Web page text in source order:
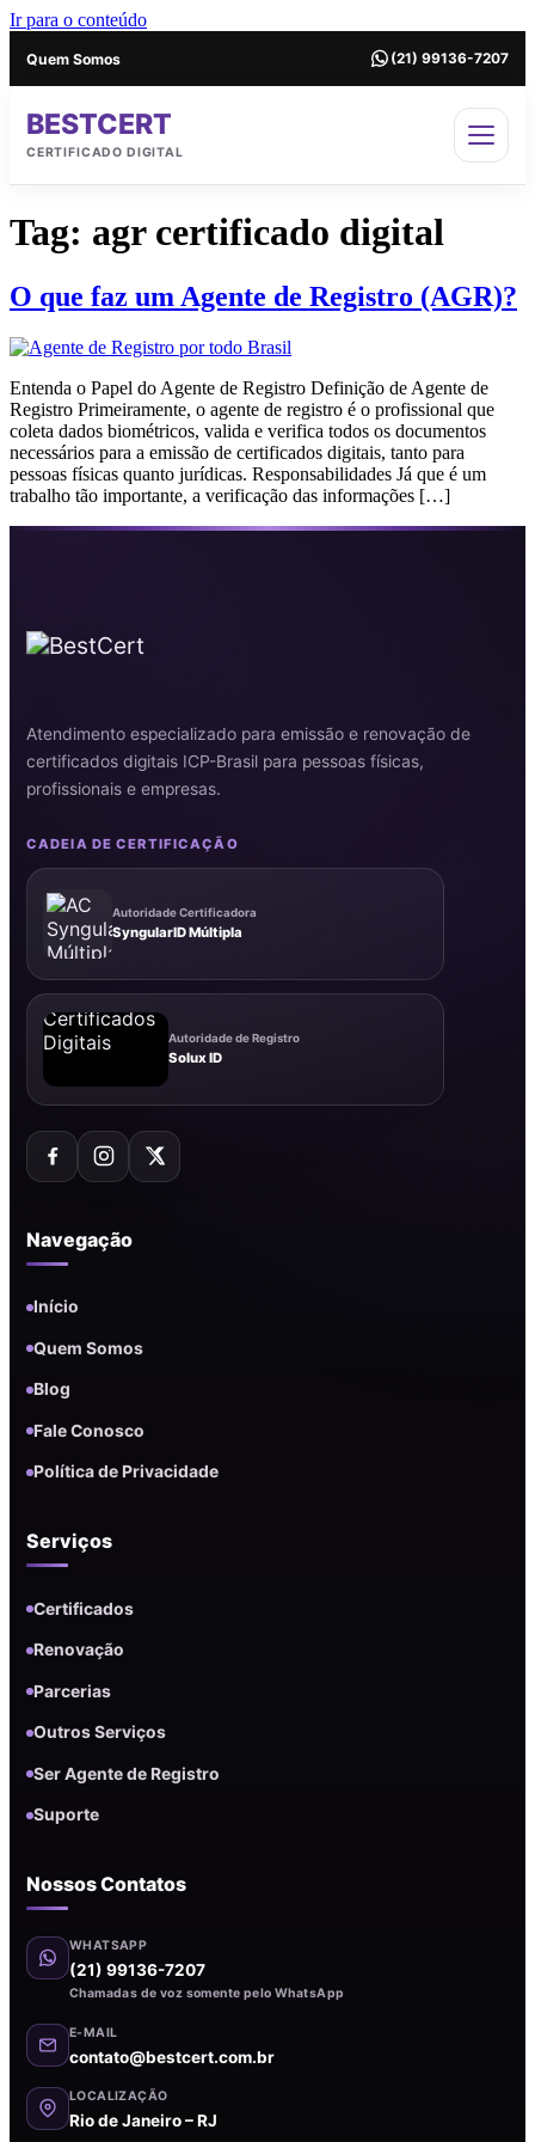
Ir para o conteúdo
Quem Somos (21) 99136-7207
BESTCERT
CERTIFICADO DIGITAL
Tag: agr certificado digital
O que faz um Agente de Registro (AGR)?
Entenda o Papel do Agente de Registro Definição de Agente de
Registro Primeiramente, o agente de registro é o profissional que
coleta dados biométricos, valida e verifica todos os documentos
necessários para a emissão de certificados digitais, tanto para
pessoas físicas quanto jurídicas. Responsabilidades Já que é um
trabalho tão importante, a verificação das informações […]
Atendimento especializado para emissão e renovação de
certificados digitais ICP-Brasil para pessoas físicas,
profissionais e empresas.
CADEIA DE CERTIFICAÇÃO
Autoridade Certificadora
SyngularID Múltipla
Autoridade de Registro
Solux ID
Navegação
Início
Quem Somos
Blog
Fale Conosco
Política de Privacidade
Serviços
Certificados
Renovação
Parcerias
Outros Serviços
Ser Agente de Registro
Suporte
Nossos Contatos
WHATSAPP
(21) 99136-7207
Chamadas de voz somente pelo WhatsApp
E-MAIL
contato@bestcert.com.br
LOCALIZAÇÃO
Rio de Janeiro – RJ